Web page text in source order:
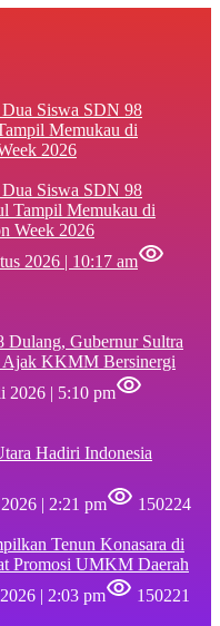
Siswa SDN 98
Tampil Memukau di
Week 2026
2026 | 10:17 am
Dulang, Gubernur Sultra
Ajak KKMM Bersinergi
2026 | 5:10 pm
Hadiri Indonesia
| 2:21 pm
150224
Tenun Konasara di
Promosi UMKM Daerah
| 2:03 pm 150221